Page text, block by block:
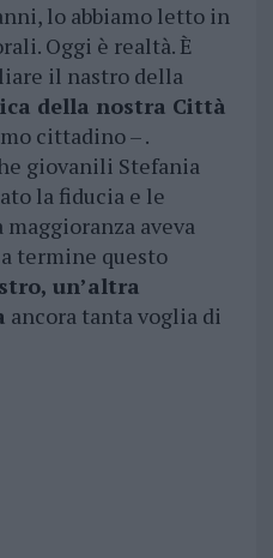
lo abbiamo letto in
Oggi è realtà. È
il nastro della
della nostra Città
cittadino – .
giovanili Stefania
la fiducia e le
aveva
termine questo
un’altra
ancora tanta voglia di